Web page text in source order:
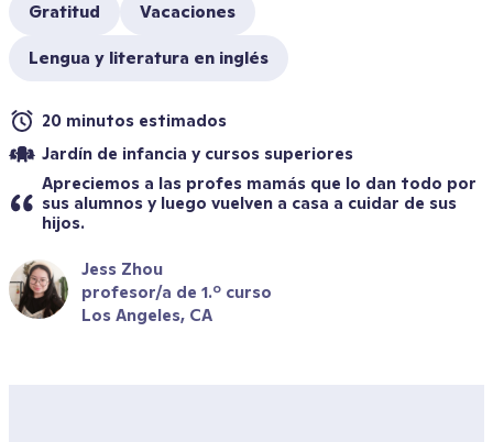
Gratitud Vacaciones
Lengua y literatura en inglés
20 minutos estimados
Jardín de infancia y cursos superiores
Apreciemos a las profes mamás que lo dan todo por
sus alumnos y luego vuelven a casa a cuidar de sus
hijos.
Jess Zhou
profesor/a de 1.º curso
Los Angeles, CA